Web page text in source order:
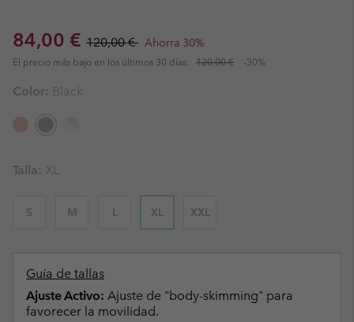
Sale price:
84,00 € Regular price:
120,00 € Ahorra 30%
El precio más bajo en los últimos 30 días: 120,00 € -30%
Color: Black
Talla: XL
S M L XL XXL
Guía de tallas
Ajuste Activo: Ajuste de "body-skimming" para
favorecer la movilidad.